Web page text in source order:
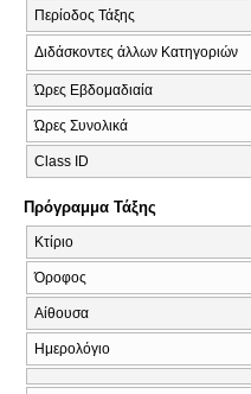
Περίοδος Τάξης
Διδάσκοντες άλλων Κατηγοριών
Ώρες Εβδομαδιαία
Ώρες Συνολικά
Class ID
Πρόγραμμα Τάξης
Κτίριο
Όροφος
Αίθουσα
Ημερολόγιο